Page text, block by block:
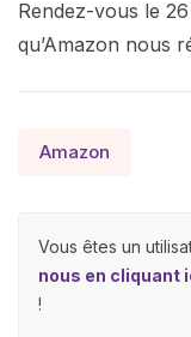
Rendez-vous le
qu’Amazon nous
Amazon
Vous êtes un
nous en cliquant
!